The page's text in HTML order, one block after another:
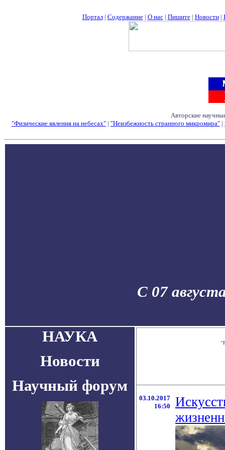
Портал| Содержание| О нас| Пишите| Новости|
Авторские
"Физические явления на небесах" | "Неизбежность странного микромира" |
С 07
НАУКА
Новости
Научный форум
03.10.2017
16:50